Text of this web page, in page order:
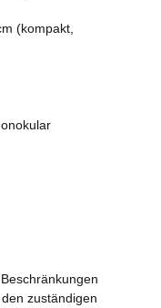
(kompakt,
zuständigen